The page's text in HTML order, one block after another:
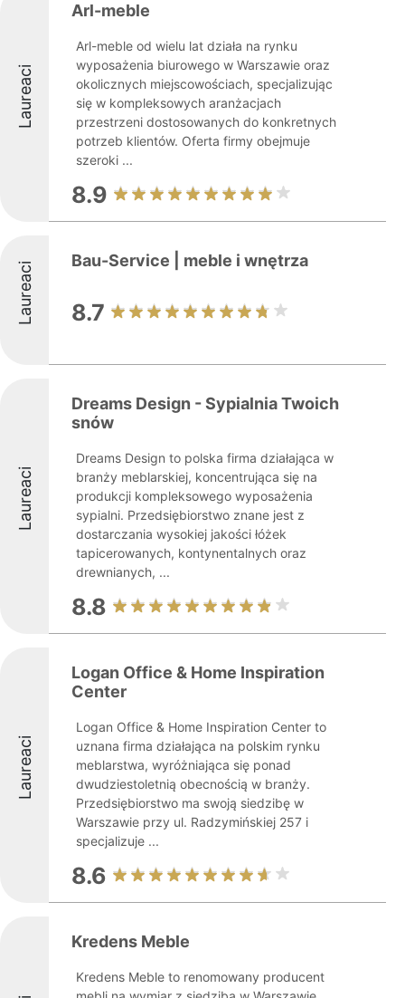
Laureaci
Arl-meble
Arl-meble od wielu lat działa na rynku
wyposażenia biurowego w Warszawie oraz
okolicznych miejscowościach, specjalizując
się w kompleksowych aranżacjach
przestrzeni dostosowanych do konkretnych
potrzeb klientów. Oferta firmy obejmuje
szeroki ...
8.9
Laureaci Bau-Service | meble i wnętrza
8.7
Laureaci
Dreams Design - Sypialnia Twoich
snów
Dreams Design to polska firma działająca w
branży meblarskiej, koncentrująca się na
produkcji kompleksowego wyposażenia
sypialni. Przedsiębiorstwo znane jest z
dostarczania wysokiej jakości łóżek
tapicerowanych, kontynentalnych oraz
drewnianych, ...
8.8
Laureaci
Logan Office & Home Inspiration
Center
Logan Office & Home Inspiration Center to
uznana firma działająca na polskim rynku
meblarstwa, wyróżniająca się ponad
dwudziestoletnią obecnością w branży.
Przedsiębiorstwo ma swoją siedzibę w
Warszawie przy ul. Radzymińskiej 257 i
specjalizuje ...
8.6
Kredens Meble
Kredens Meble to renomowany producent